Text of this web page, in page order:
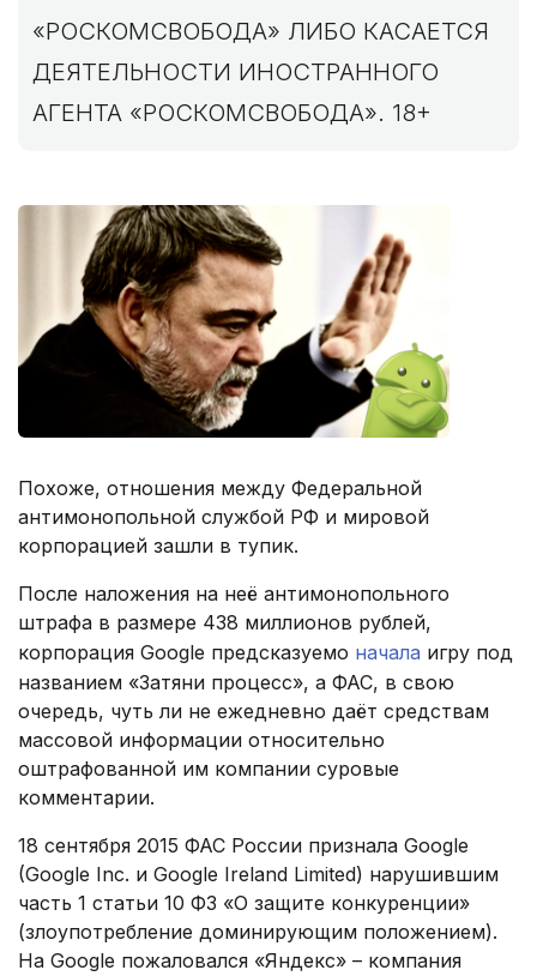
«РОСКОМСВОБОДА» ЛИБО КАСАЕТСЯ
ДЕЯТЕЛЬНОСТИ ИНОСТРАННОГО
АГЕНТА «РОСКОМСВОБОДА». 18+
Похоже, отношения между Федеральной
антимонопольной службой РФ и мировой
корпорацией зашли в тупик.
После наложения на неё антимонопольного
штрафа в размере 438 миллионов рублей,
корпорация Google предсказуемо начала игру под
названием «Затяни процесс», а ФАС, в свою
очередь, чуть ли не ежедневно даёт средствам
массовой информации относительно
оштрафованной им компании суровые
комментарии.
18 сентября 2015 ФАС России признала Google
(Google Inc. и Google Ireland Limited) нарушившим
часть 1 статьи 10 ФЗ «О защите конкуренции»
(злоупотребление доминирующим положением).
На Google пожаловался «Яндекс» – компания